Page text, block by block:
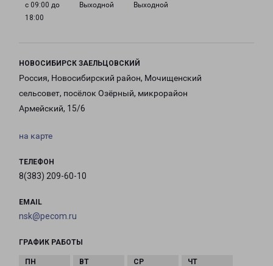
с 09:00 до
18:00
Выходной Выходной
НОВОСИБИРСК ЗАЕЛЬЦОВСКИЙ
Россия, Новосибирский район, Мочищенский
сельсовет, посёлок Озёрный, микрорайон
Армейский, 15/6
на карте
ТЕЛЕФОН
8(383) 209-60-10
EMAIL
nsk@pecom.ru
ГРАФИК РАБОТЫ